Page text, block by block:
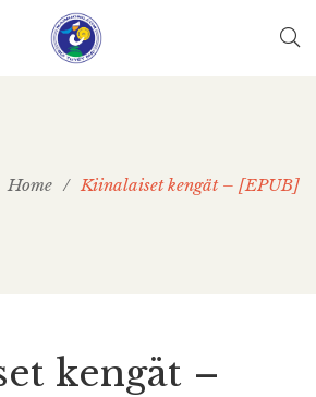
Home / Kiinalaiset kengät – [EPUB]
kengät –